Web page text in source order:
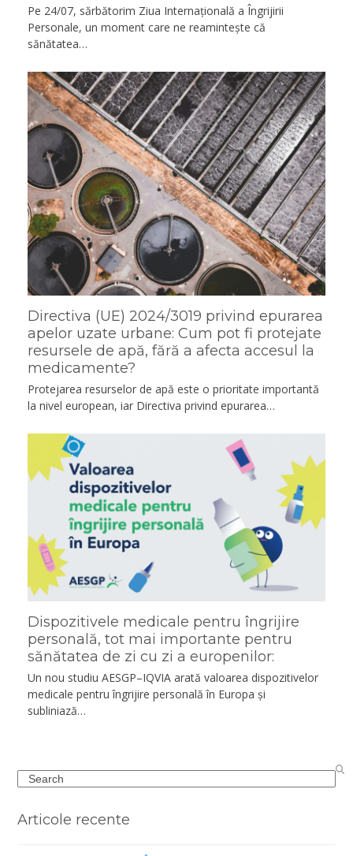
Pe 24/07, sărbătorim Ziua Internațională a Îngrijirii
Personale, un moment care ne reamintește că
sănătatea…
Directiva (UE) 2024/3019 privind epurarea
apelor uzate urbane: Cum pot fi protejate
resursele de apă, fără a afecta accesul la
medicamente?
Protejarea resurselor de apă este o prioritate importantă
la nivel european, iar Directiva privind epurarea…
Dispozitivele medicale pentru îngrijire
personală, tot mai importante pentru
sănătatea de zi cu zi a europenilor:
Un nou studiu AESGP–IQVIA arată valoarea dispozitivelor
medicale pentru îngrijire personală în Europa și
subliniază…
Search
Articole recente